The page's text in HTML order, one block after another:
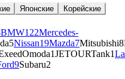
Японские
Корейские
BMW122Mercedes-
5Nissan19Mazda7Mitsubishi8
Omoda1JETOURTank1
9Subaru2